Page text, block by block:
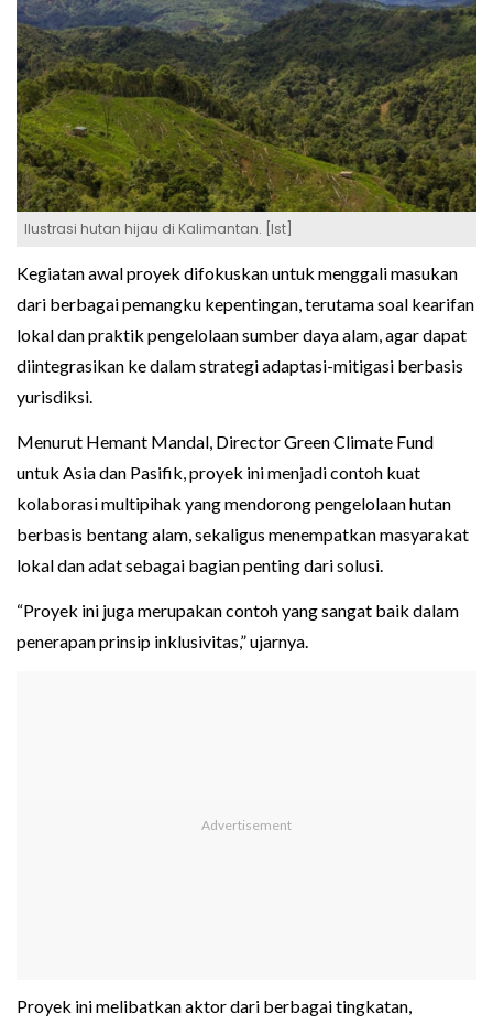
Ilustrasi hutan hijau di Kalimantan. [Ist]
Kegiatan awal proyek difokuskan untuk menggali masukan
dari berbagai pemangku kepentingan, terutama soal kearifan
lokal dan praktik pengelolaan sumber daya alam, agar dapat
diintegrasikan ke dalam strategi adaptasi-mitigasi berbasis
yurisdiksi.
Menurut Hemant Mandal, Director Green Climate Fund
untuk Asia dan Pasifik, proyek ini menjadi contoh kuat
kolaborasi multipihak yang mendorong pengelolaan hutan
berbasis bentang alam, sekaligus menempatkan masyarakat
lokal dan adat sebagai bagian penting dari solusi.
“Proyek ini juga merupakan contoh yang sangat baik dalam
penerapan prinsip inklusivitas,” ujarnya.
Proyek ini melibatkan aktor dari berbagai tingkatan,